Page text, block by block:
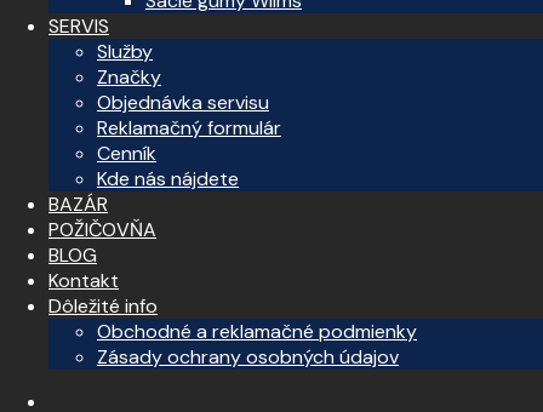
SERVIS
Služby
Značky
Objednávka servisu
Reklamačný formulár
Cenník
Kde nás nájdete
BAZÁR
POŽIČOVŇA
BLOG
Kontakt
Dôležité info
Obchodné a reklamačné podmienky
Zásady ochrany osobných údajov